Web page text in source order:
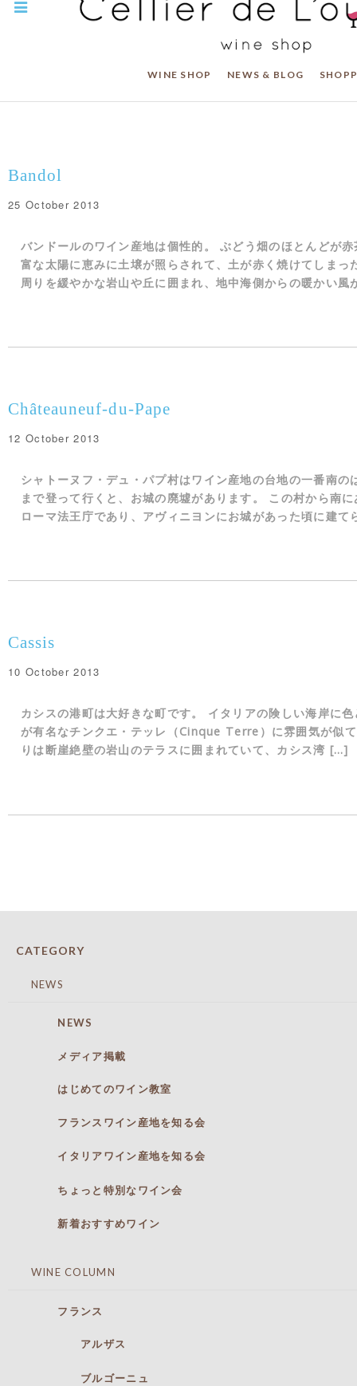
WINE SHOP NEWS & BLOG
Bandol
25 October 2013
バンドールのワイン産地は個性的。 ぶどう畑のほとんどが
富な太陽に恵みに土壌が照らされて、土が赤く焼けてしまっ
周りを緩やかな岩山や丘に囲まれ、地中海側からの暖かい
Châteauneuf-du-Pape
12 October 2013
シャトーヌフ・デュ・パプ村はワイン産地の台地の一番南の
まで登って行くと、お城の廃墟があります。 この村から南
ローマ法王庁であり、アヴィニヨンにお城があった頃に建
Cassis
10 October 2013
カシスの港町は大好きな町です。 イタリアの険しい海岸に
が有名なチンクエ・テッレ（Cinque Terre）に雰囲気が似
りは断崖絶壁の岩山のテラスに囲まれていて、カシス湾 […]
CATEGORY
NEWS
NEWS
メディア掲載
はじめてのワイン教室
フランスワイン産地を知る会
イタリアワイン産地を知る会
ちょっと特別なワイン会
新着おすすめワイン
WINE COLUMN
フランス
アルザス
ブルゴーニュ